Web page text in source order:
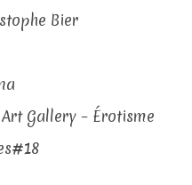
Bier
Gallery – Érotisme